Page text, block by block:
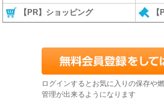
【PR】ショッピング
ログインするとお気に入りの保存や
管理が出来るようになります